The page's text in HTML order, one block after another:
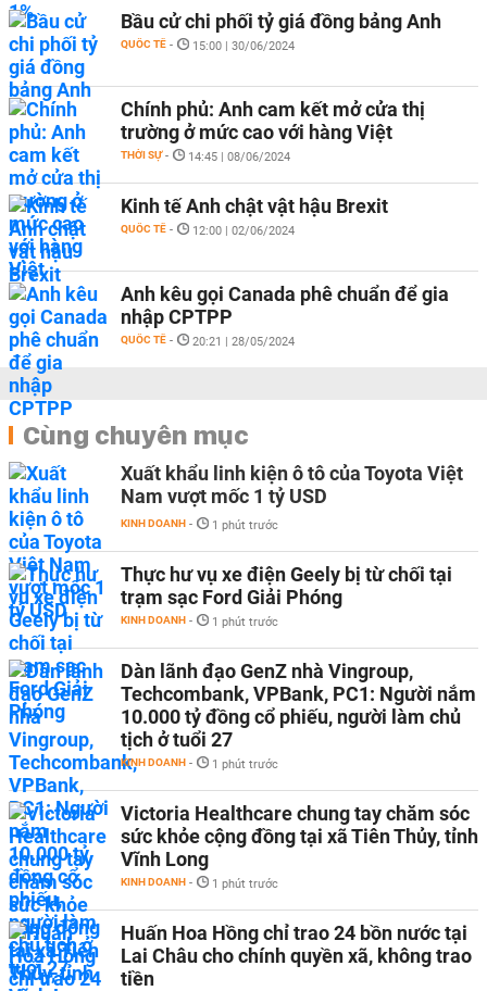
Bầu cử chi phối tỷ giá đồng bảng Anh
QUỐC TẾ - 15:00 | 30/06/2024
Chính phủ: Anh cam kết mở cửa thị
trường ở mức cao với hàng Việt
THỜI SỰ - 14:45 | 08/06/2024
Kinh tế Anh chật vật hậu Brexit
QUỐC TẾ - 12:00 | 02/06/2024
Anh kêu gọi Canada phê chuẩn để gia
nhập CPTPP
QUỐC TẾ - 20:21 | 28/05/2024
Cùng chuyên mục
Xuất khẩu linh kiện ô tô của Toyota Việt
Nam vượt mốc 1 tỷ USD
KINH DOANH - 1 phút trước
Thực hư vụ xe điện Geely bị từ chối tại
trạm sạc Ford Giải Phóng
KINH DOANH - 1 phút trước
Dàn lãnh đạo GenZ nhà Vingroup,
Techcombank, VPBank, PC1: Người nắm
10.000 tỷ đồng cổ phiếu, người làm chủ
tịch ở tuổi 27
KINH DOANH - 1 phút trước
Victoria Healthcare chung tay chăm sóc
sức khỏe cộng đồng tại xã Tiên Thủy, tỉnh
Vĩnh Long
KINH DOANH - 1 phút trước
Huấn Hoa Hồng chỉ trao 24 bồn nước tại
Lai Châu cho chính quyền xã, không trao
tiền